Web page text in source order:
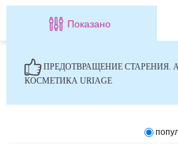
Показано
ПРЕДОТВРАЩЕНИЕ СТАРЕНИЯ.
КОСМЕТИКА URIAGE